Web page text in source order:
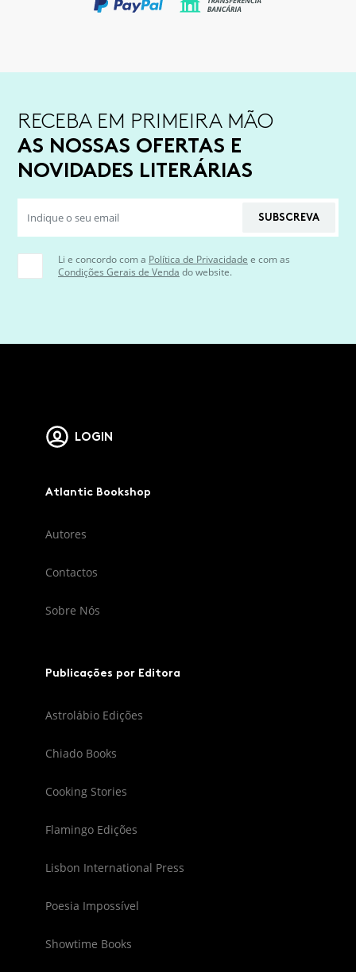
RECEBA EM PRIMEIRA MÃO
AS NOSSAS OFERTAS E
NOVIDADES LITERÁRIAS
SUBSCREVA
Li e concordo com a Política de Privacidade e com as
Condições Gerais de Venda do website.
LOGIN
Atlantic Bookshop
Autores
Contactos
Sobre Nós
Publicações por Editora
Astrolábio Edições
Chiado Books
Cooking Stories
Flamingo Edições
Lisbon International Press
Poesia Impossível
Showtime Books